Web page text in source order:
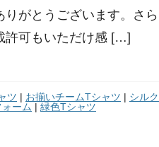
りがとうございます。さ
許可もいただけ感 […]
ツ | お揃いチームTシャツ | シル
ーム | 緑色Tシャツ